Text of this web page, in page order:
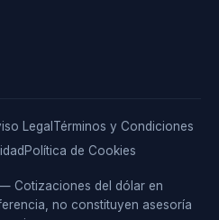
Legal Términos y Condiciones
Política de Cookies
Cotizaciones del dólar en
no constituyen asesoría